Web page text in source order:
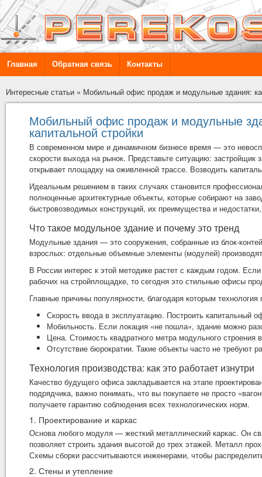
Главная Обратная связь Контакты
Интересные статьи » Мобильный офис продаж и модульные здания:
Мобильный офис продаж и модульные
капитальной стройки
В современном мире и динамичном бизнесе время — это
скорости выхода на рынок. Представьте ситуацию: застройщик
открывает площадку на оживленной трассе. Возводить
Идеальным решением в таких случаях становится
полноценные архитектурные объекты, которые собирают на
быстровозводимых конструкций, их преимущества и
Что такое модульное здание и почему это тренд
Модульные здания — это сооружения, собранные из блок-
взрослых: отдельные объемные элементы (модулей)
В России интерес к этой методике растет с каждым годом.
рабочих на стройплощадке, то сегодня это стильные офисы
Главные причины популярности, благодаря которым
Скорость ввода в эксплуатацию. Построить
Мобильность. Если локация «не пошла», здание можно
Цена. Стоимость квадратного метра модульного строения
Отсутствие бюрократии. Такие объекты часто не
Технология производства: как это работает изнутри
Качество будущего офиса закладывается на этапе
подрядчика, важно понимать, что вы покупаете не просто
получаете гарантию соблюдения всех технологических норм.
1. Проектирование и каркас
Основа любого модуля — жесткий металлический каркас. Он
позволяет строить здания высотой до трех этажей. Металл
Схемы сборки рассчитываются инженерами, чтобы
2. Стены и утепление